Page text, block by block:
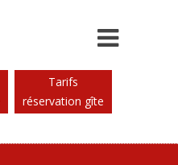
Tarifs
réservation gîte